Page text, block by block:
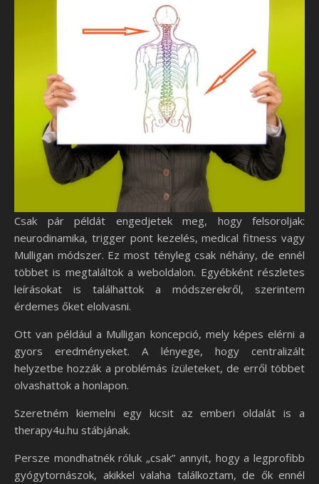
Csak pár példát engedjetek meg, hogy felsoroljak:
neurodinamika, trigger pont kezelés, medical fitness vagy
Mulligan módszer. Ez most tényleg csak néhány, de ennél
többet is megtaláltok a weboldalon. Egyébként részletes
leírásokat is találhattok a módszerekről, szerintem
érdemes őket elolvasni.
Ott van például a Mulligan koncepció, mely képes elérni a
gyors eredményeket. A lényege, hogy centralizált
helyzetbe hozzák a problémás ízületeket, de erről többet
olvashattok a honlapon.
Szeretném kiemelni egy kicsit az emberi oldalát is a
therapy4u.hu stábjának.
Persze mondhatnék róluk „csak” annyit, hogy a legprofibb
gyógytornászok, akikkel valaha találkoztam, de ők ennél